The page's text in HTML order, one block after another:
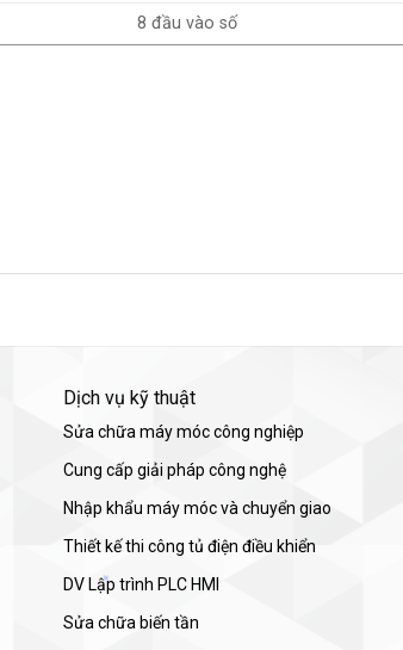
8 đầu vào số
Dịch vụ kỹ thuật
Sửa chữa máy móc công nghiệp
Cung cấp giải pháp công nghệ
Nhập khẩu máy móc và chuyển giao
Thiết kế thi công tủ điện điều khiển
DV Lập trình PLC HMI
Sửa chữa biến tần